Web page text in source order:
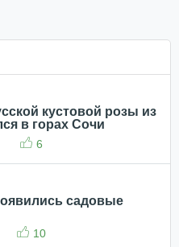
кустовой розы из
в горах Сочи
6
садовые
10